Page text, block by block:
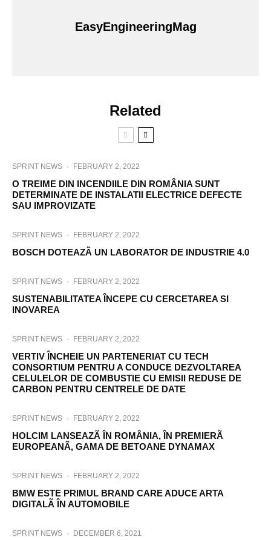
EasyEngineeringMag
Related
SPRINT NEWS · FEBRUARY 2, 2022
O TREIME DIN INCENDIILE DIN ROMÂNIA SUNT
DETERMINATE DE INSTALATII ELECTRICE DEFECTE
SAU IMPROVIZATE
SPRINT NEWS · FEBRUARY 2, 2022
BOSCH DOTEAZÃ UN LABORATOR DE INDUSTRIE 4.0
SPRINT NEWS · FEBRUARY 2, 2022
SUSTENABILITATEA ÎNCEPE CU CERCETAREA SI
INOVAREA
SPRINT NEWS · FEBRUARY 2, 2022
VERTIV ÎNCHEIE UN PARTENERIAT CU TECH
CONSORTIUM PENTRU A CONDUCE DEZVOLTAREA
CELULELOR DE COMBUSTIE CU EMISII REDUSE DE
CARBON PENTRU CENTRELE DE DATE
SPRINT NEWS · FEBRUARY 2, 2022
HOLCIM LANSEAZÃ ÎN ROMÂNIA, ÎN PREMIERÃ
EUROPEANÃ, GAMA DE BETOANE DYNAMAX
SPRINT NEWS · FEBRUARY 2, 2022
BMW ESTE PRIMUL BRAND CARE ADUCE ARTA
DIGITALÃ ÎN AUTOMOBILE
SPRINT NEWS · DECEMBER 6, 2021